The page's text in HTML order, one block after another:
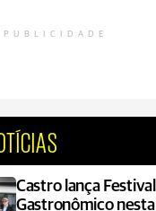
PUBLICIDADE
Castro lança Festival
Gastronômico nesta